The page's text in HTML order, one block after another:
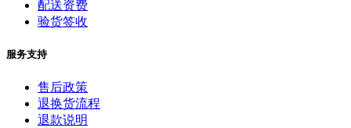
配送资费
验货签收
服务支持
售后政策
退换货流程
退款说明